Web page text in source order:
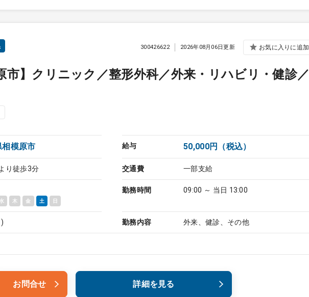
市】クリニック／整形外科／外来・リハビリ・健診／
300426622 2026年08月06日更新 お気に入りに追加
模原市 給与 50,000円（税込）
り徒歩3分 交通費 一部支給
水 木 金 土 日
勤務時間 09:00 ～ 当日 13:00
勤務内容 外来、健診、その他
お問合せ 詳細を見る